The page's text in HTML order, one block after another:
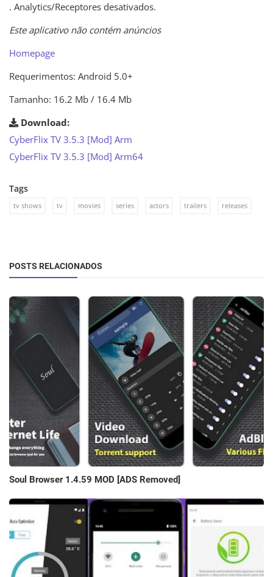
. Analytics/Receptores desativados.
Este aplicativo não contém anúncios
Homepage
Requerimentos: Android 5.0+
Tamanho: 16.2 Mb / 16.4 Mb
Download:
CyberFlix TV 3.5.3 [Mod] Arm
CyberFlix TV 3.5.3 [Mod] Arm64
Tags
tv shows tv movies series actors trailers releases
POSTS RELACIONADOS
Soul Browser 1.4.59 MOD [ADS Removed]